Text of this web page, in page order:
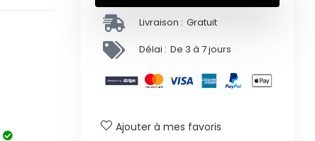
Livraison : Gratuit
Délai : De 3 à 7 jours
Ajouter à mes favoris